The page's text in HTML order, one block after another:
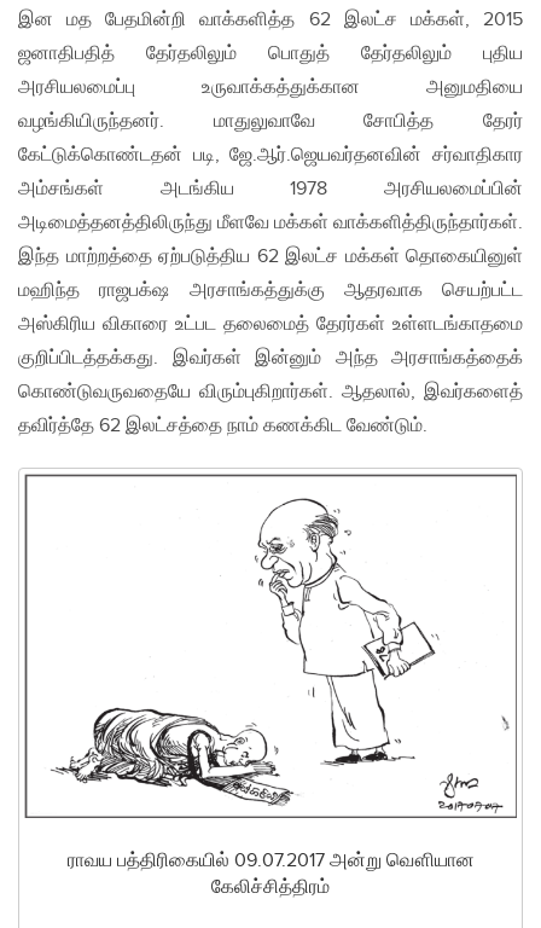
இன மத பேதமின்றி வாக்களித்த 62 இலட்ச மக்கள், 2015
ஜனாதிபதித் தேர்தலிலும் பொதுத் தேர்தலிலும் புதிய
அரசியலமைப்பு உருவாக்கத்துக்கான அனுமதியை
வழங்கியிருந்தனர். மாதுலுவாவே சோபித்த தேரர்
கேட்டுக்கொண்டதன் படி, ஜே.ஆர்.ஜெயவர்தனவின் சர்வாதிகார
அம்சங்கள் அடங்கிய 1978 அரசியலமைப்பின்
அடிமைத்தனத்திலிருந்து மீளவே மக்கள் வாக்களித்திருந்தார்கள்.
இந்த மாற்றத்தை ஏற்படுத்திய 62 இலட்ச மக்கள் தொகையினுள்
மஹிந்த ராஜபக்‌ஷ அரசாங்கத்துக்கு ஆதரவாக செயற்பட்ட
அஸ்கிரிய விகாரை உட்பட தலைமைத் தேரர்கள் உள்ளடங்காதமை
குறிப்பிடத்தக்கது. இவர்கள் இன்னும் அந்த அரசாங்கத்தைக்
கொண்டுவருவதையே விரும்புகிறார்கள். ஆதலால், இவர்களைத்
தவிர்த்தே 62 இலட்சத்தை நாம் கணக்கிட வேண்டும்.
ராவய பத்திரிகையில் 09.07.2017 அன்று வௌியான
கேலிச்சித்திரம்